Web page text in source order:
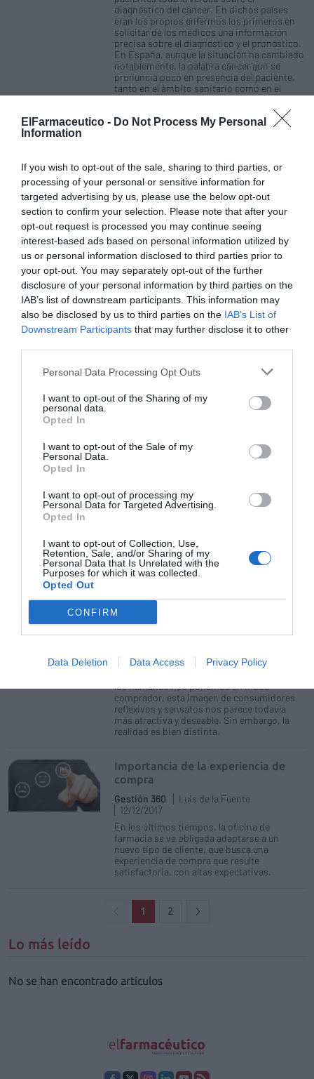
ElFarmaceutico - Do Not Process My Personal
Information
If you wish to opt-out of the sale, sharing to third parties, or
processing of your personal or sensitive information for
targeted advertising by us, please use the below opt-out
section to confirm your selection. Please note that after your
opt-out request is processed you may continue seeing
interest-based ads based on personal information utilized by
us or personal information disclosed to third parties prior to
your opt-out. You may separately opt-out of the further
disclosure of your personal information by third parties on the
IAB’s list of downstream participants. This information may
also be disclosed by us to third parties on the IAB’s List of
Downstream Participants that may further disclose it to other
Personal Data Processing Opt Outs
I want to opt-out of the Sharing of my
personal data.
Opted In
I want to opt-out of the Sale of my
Personal Data.
Opted In
I want to opt-out of processing my
Personal Data for Targeted Advertising.
Opted In
I want to opt-out of Collection, Use,
Retention, Sale, and/or Sharing of my
Personal Data that Is Unrelated with the
Purposes for which it was collected.
Opted Out
CONFIRM
Data Deletion Data Access Privacy Policy
diagnóstico del cáncer. En dichos países
eran los propios enfermos los primeros en
solicitar de los médicos una información
precisa sobre el diagnóstico y el pronóstico.
En España, aunque la situación ha cambiado
notablemente, la palabra cáncer aún se
pronuncia poco en presencia del paciente,
tanto en el ámbito sanitario como en el
entorno social y personal de la persona
Gestión 360 Diana Gavilán
19/02/2019
Si crees que cuando compras actúas de
manera independiente y que no te influyen
los demás, es el momento de seguir leyendo.
Te sorprenderás.
Soy un cliente y ¡estoy vivo!
Gestión 360 Diana Gavilán
24/07/2018
Nuestra última entrega terminó con un
cliente que había realizado su primera
compra de un producto tras un proceso al
que llamamos «customer decision journey»
(una expresión que no suele traducirse, pero
decisión). Ahora vamos a ver cómo este
que repite sus compras, lo que representa
nosotros. Hablemos del «ciclo de vida del
La gestión por categorías
La gestión por categorías se resume en el
proceso por el cual se gestionan las
diferentes categorías como unidades de
satisfacer las necesidades de los clientes.
Gestión 360 Diana Gavilán
23/02/2018
Pensamos, pero menos de lo que
sus decisiones, salvo cuando explícitamente
los humanos nos ponemos en modo
comprador, esta imagen de consumidores
reflexivos y sensatos nos parece todavía
más atractiva y deseable. Sin embargo, la
realidad es bien distinta.
Importancia de la experiencia de
compra
Gestión 360
Luis de la Fuente
12/12/2017
En los últimos tiempos, la oficina de
farmacia se ve obligada adaptarse a un
nuevo tipo de cliente, que busca una
experiencia de compra que resulte
satisfactoria, con altas expectativas.
1 2
Lo más leído
No se han encontrado artículos